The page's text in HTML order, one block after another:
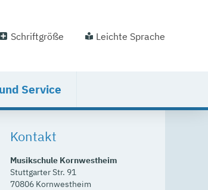
Schriftgröße
Leichte Sprache
Service
Kontakt
Musikschule Kornwestheim
Stuttgarter Str. 91
70806 Kornwestheim